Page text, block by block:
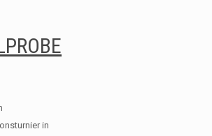
in